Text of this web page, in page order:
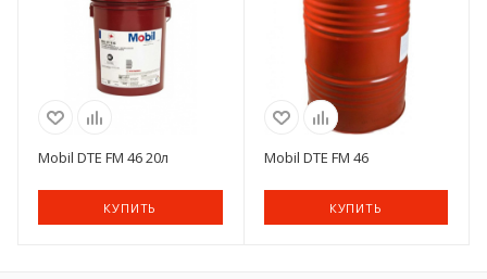
Mobil DTE FM 46 20л
КУПИТЬ
Mobil DTE FM 46
КУПИТЬ